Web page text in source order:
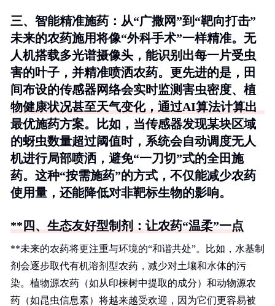
三、智能精准施药：从“广撒网”到“靶向打击”
未来的农药施用将像“外科手术”一样精准。无
人机搭载多光谱摄像头，能识别出每一片受虫
害的叶子，并精准喷洒农药。更先进的是，田
间布设的传感器网络会实时监测害虫密度、植
物健康状况甚至天气变化，通过AI算法计算出
最优施药方案。比如，当传感器发现某块区域
的蚜虫数量超过阈值时，系统会自动调度无人
机进行局部喷洒，避免“一刀切”式的全田施
药。这种“按需施药”的方式，不仅能减少农药
使用量，还能降低对非靶标生物的影响。
**四、生态友好型制剂：让农药“温柔”一点
**未来的农药将更注重与环境的“和谐共处”。比如，水基制
剂会逐步取代有机溶剂型农药，减少对土壤和水体的污
染。植物源农药（如从印楝树中提取的成分）和动物源农
药（如昆虫信息素）将越来越受欢迎，因为它们更容易被